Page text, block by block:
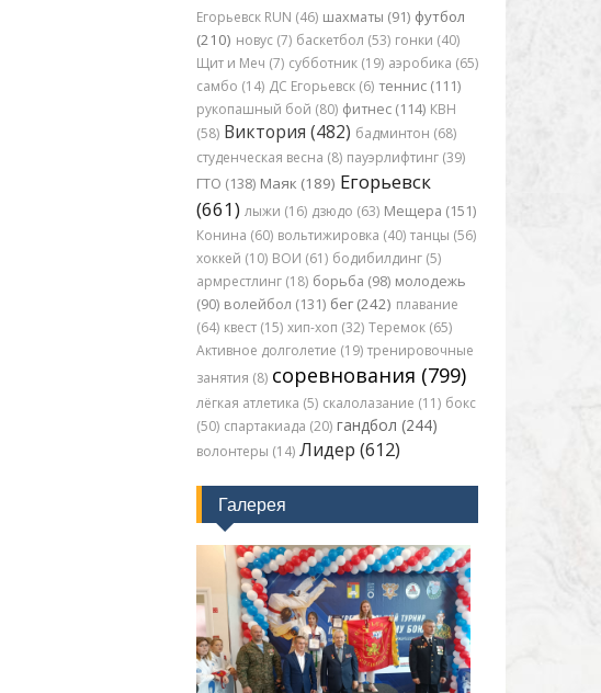
Егорьевск RUN (46) шахматы (91) футбол
(210) новус (7) баскетбол (53) гонки (40)
Щит и Меч (7) субботник (19) аэробика (65)
самбо (14) ДС Егорьевск (6) теннис (111)
рукопашный бой (80) фитнес (114) КВН
(58) Виктория (482) бадминтон (68)
студенческая весна (8) пауэрлифтинг (39)
ГТО (138) Маяк (189) Егорьевск
(661) лыжи (16) дзюдо (63) Мещера (151)
Конина (60) вольтижировка (40) танцы (56)
хоккей (10) ВОИ (61) бодибилдинг (5)
армрестлинг (18) борьба (98) молодежь
(90) волейбол (131) бег (242) плавание
(64) квест (15) хип-хоп (32) Теремок (65)
Активное долголетие (19) тренировочные
занятия (8) соревнования (799)
лёгкая атлетика (5) скалолазание (11) бокс
(50) спартакиада (20) гандбол (244)
волонтеры (14) Лидер (612)
Галерея